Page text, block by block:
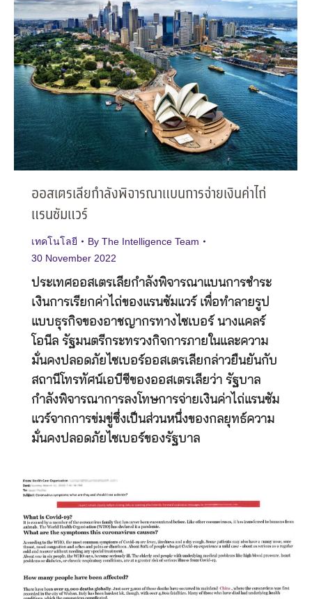
ออสเตรเลียกำลังพิจารณาแบนการจ่ายเงินค่าไถ่
แรนซัมแวร์
เทคโนโลยี By The Intelligence Team
30 November 2022
ประเทศออสเตรเลียกำลังพิจารณาแบนการชำระ
เงินการเรียกค่าไถ่ของแรนซัมแวร์ เพื่อทำลายรูป
แบบธุรกิจของอาชญากรทางไซเบอร์ นางแคลร์
โอนีล รัฐมนตรีกระทรวงกิจการภายในและความ
มั่นคงปลอดภัยไซเบอร์ออสเตรเลียกล่าวยืนยันกับ
สถานีโทรทัศน์เอบีซีของออสเตรเลียว่า รัฐบาล
กำลังพิจารณาการลงโทษการจ่ายเงินค่าไถ่แรนซัม
แวร์จากการข่มขู่ซึ่งเป็นส่วนหนึ่งของกลยุทธ์ความ
มั่นคงปลอดภัยไซเบอร์ของรัฐบาล